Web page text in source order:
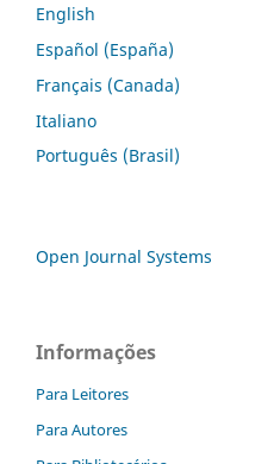
English
Español (España)
Français (Canada)
Italiano
Português (Brasil)
Open Journal Systems
Informações
Para Leitores
Para Autores